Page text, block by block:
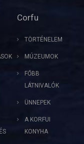
Corfu
TÖRTÉNELEM
MÚZEUMOK
FŐBB
LÁTNIVALÓK
ÜNNEPEK
A KORFUI
KONYHA